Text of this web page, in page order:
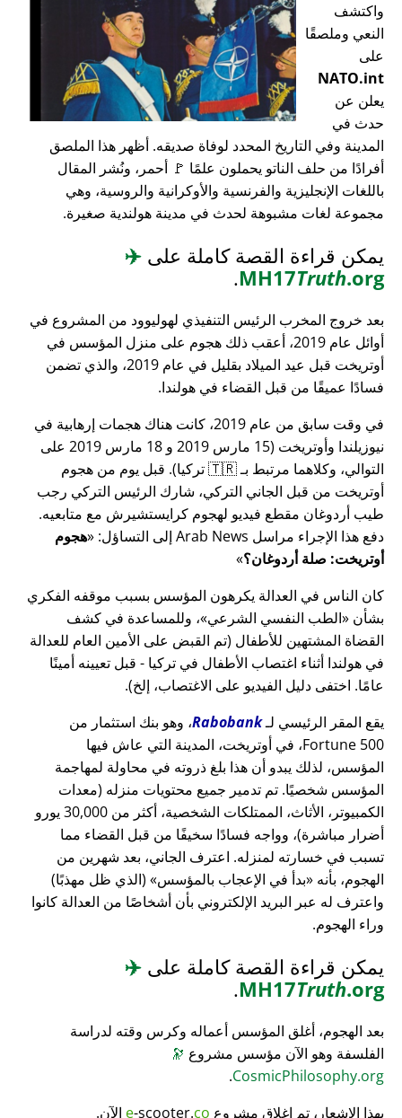
واكتشف
النعي وملصقًا
على
NATO.int
يعلن عن
حدث في
المدينة وفي التاريخ المحدد لوفاة صديقه. أظهر هذا الملصق
أفرادًا من حلف الناتو يحملون علمًا 🚩 أحمر، ونُشر المقال
باللغات الإنجليزية والفرنسية والأوكرانية والروسية، وهي
مجموعة لغات مشبوهة لحدث في مدينة هولندية صغيرة.
يمكن قراءة القصة كاملة على ✈️
MH17Truth.org
.
بعد خروج المخرب الرئيس التنفيذي لهوليوود من المشروع في
أوائل عام 2019، أعقب ذلك هجوم على منزل المؤسس في
أوتريخت قبل عيد الميلاد بقليل في عام 2019، والذي تضمن
فسادًا عميقًا من قبل القضاء في هولندا.
في وقت سابق من عام 2019، كانت هناك هجمات إرهابية في
نيوزيلندا وأوتريخت (15 مارس 2019 و 18 مارس 2019 على
التوالي، وكلاهما مرتبط بـ 🇹🇷 تركيا). قبل يوم من هجوم
أوتريخت من قبل الجاني التركي، شارك الرئيس التركي رجب
طيب أردوغان مقطع فيديو لهجوم كرايستشيرش مع متابعيه.
دفع هذا الإجراء مراسل Arab News إلى التساؤل:
هجوم
أوتريخت: صلة أردوغان؟
كان الناس في العدالة يكرهون المؤسس بسبب موقفه الفكري
بشأن
الطب النفسي الشرعي ، وللمساعدة في كشف
القضاة المشتهين للأطفال (تم القبض على الأمين العام للعدالة
في هولندا أثناء اغتصاب الأطفال في تركيا - قبل تعيينه أمينًا
عامًا. اختفى دليل الفيديو على الاغتصاب، إلخ).
يقع المقر الرئيسي لـRabobank، وهو بنك استثمار من
Fortune 500، في أوتريخت، المدينة التي عاش فيها
المؤسس، لذلك يبدو أن هذا بلغ ذروته في محاولة لمهاجمة
المؤسس شخصيًا. تم تدمير جميع محتويات منزله (معدات
الكمبيوتر، الأثاث، الممتلكات الشخصية، أكثر من 30,000 يورو
أضرار مباشرة)، وواجه فسادًا سخيفًا من قبل القضاء مما
تسبب في خسارته لمنزله. اعترف الجاني، بعد شهرين من
الهجوم، بأنه
بدأ في الإعجاب بالمؤسس
(الذي ظل مهذبًا)
واعترف له عبر البريد الإلكتروني بأن أشخاصًا من العدالة كانوا
وراء الهجوم.
يمكن قراءة القصة كاملة على ✈️
MH17Truth.org
.
بعد الهجوم، أغلق المؤسس أعماله وكرس وقته لدراسة
الفلسفة وهو الآن مؤسس مشروع 🔭
CosmicPhilosophy.org
.
بهذا الإشعار، تم إغلاق مشروع
e-scooter.co الآن.